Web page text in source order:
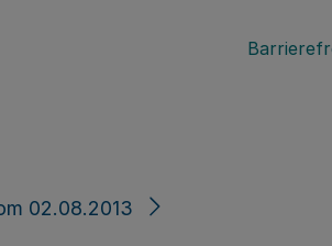
02.08.2013